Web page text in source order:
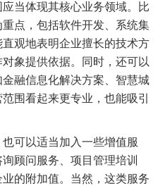
当体现其核心业务领域。比
点，包括软件开发、系统集
观地表明企业擅长的技术方
象提供依据。同时，还可以
融信息化解决方案、智慧城
围看起来更专业，也能吸引
可以适当加入一些增值服
顾问服务、项目管理培训
的附加值。当然，这类服务